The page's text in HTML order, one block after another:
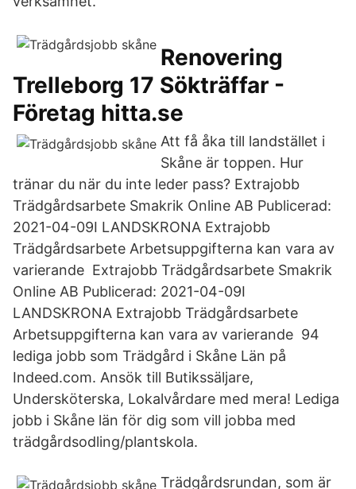
Renovering
Trelleborg 17 Sökträffar -
Företag hitta.se
Att få åka till landstället i
Skåne är toppen. Hur
tränar du när du inte leder pass? Extrajobb
Trädgårdsarbete Smakrik Online AB Publicerad:
2021-04-09I LANDSKRONA Extrajobb
Trädgårdsarbete Arbetsuppgifterna kan vara av
varierande Extrajobb Trädgårdsarbete Smakrik
Online AB Publicerad: 2021-04-09I
LANDSKRONA Extrajobb Trädgårdsarbete
Arbetsuppgifterna kan vara av varierande 94
lediga jobb som Trädgård i Skåne Län på
Indeed.com. Ansök till Butikssäljare,
Undersköterska, Lokalvårdare med mera! Lediga
jobb i Skåne län för dig som vill jobba med
trädgårdsodling/plantskola.
Trädgårdsrundan, som är